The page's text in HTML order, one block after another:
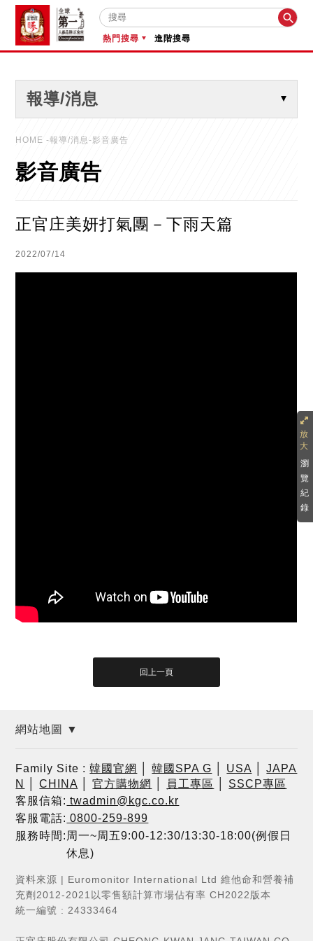

熱門搜尋 進階搜尋
報導/消息
HOME-報導/消息-影音廣告
影音廣告
正官庄美妍打氣團－下雨天篇
2022/07/14
瀏
覽
紀
錄
網站地圖 ▼
Family Site :韓國官網 │韓國SPA G USA │JAPA
N
│CHINA │官方購物網 員工專區
SSCP專區
客服信箱: twadmin@kgc.co.kr
客服電話: 0800-259-899
服務時間:周一~周五9:00-12:30/13:30-18:00(例假日
休息)
資料來源 | Euromonitor International Ltd 維他命和營養補
充劑2012-2021以零售額計算市場佔有率 CH2022版本
統一編號 : 24333464